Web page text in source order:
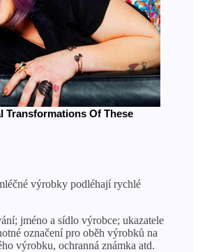
výrobky podléhají rychlé
jméno a sídlo výrobce; ukazatele
označení pro oběh výrobků na
výrobku, ochranná známka atd.